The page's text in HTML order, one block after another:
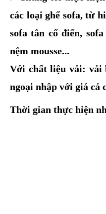
các loại ghế sofa, từ
sofa tân cổ điển,
nệm mousse...
Với chất liệu vải: vải
ngoại nhập với giá cả
Thời gian thực hiện